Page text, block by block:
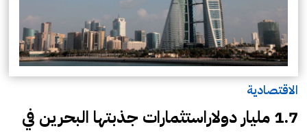
الاقتصادية
1.7 مليار دولاراستثمارات جذبتها البحرين في